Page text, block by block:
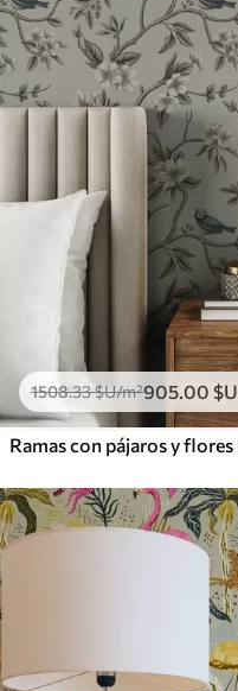
1508.33$U/m²905.00 $U